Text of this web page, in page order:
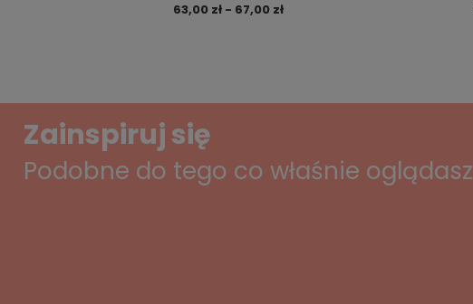
63,00 zł - 67,00 zł
Zainspiruj się
Podobne do tego co właśnie oglądasz